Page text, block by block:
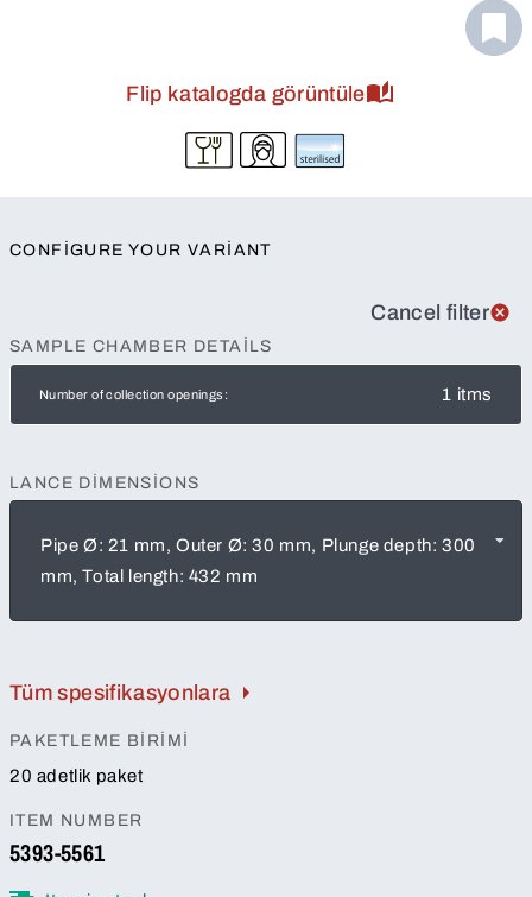
Flip katalogda görüntüle
CONFIGURE YOUR VARIANT
Cancel filter
SAMPLE CHAMBER DETAILS
Number of collection openings: 1 itms
LANCE DIMENSIONS
Pipe Ø: 21 mm, Outer Ø: 30 mm, Plunge depth: 300
mm, Total length: 432 mm
Tüm spesifikasyonlara
PAKETLEME BIRIMI
20 adetlik paket
ITEM NUMBER
5393-5561